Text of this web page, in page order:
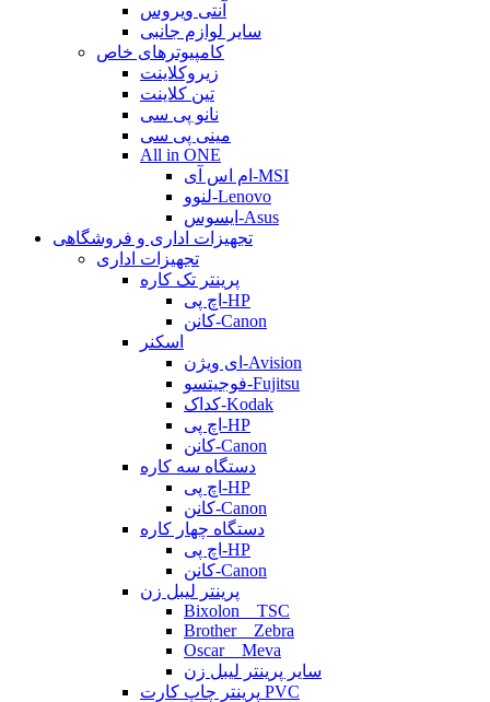
آنتی ویروس
سایر لوازم جانبی
کامپیوترهای خاص
زیروکلاینت
تین کلاینت
نانو پی سی
مینی پی سی
All in ONE
ام اس آی-MSI
لنوو-Lenovo
ایسوس-Asus
تجهیزات اداری و فروشگاهی
تجهیزات اداری
پرینتر تک کاره
اچ پی-HP
کانن-Canon
اسکنر
ای ویژن-Avision
فوجیتسو-Fujitsu
کداک-Kodak
اچ پی-HP
کانن-Canon
دستگاه سه کاره
اچ پی-HP
کانن-Canon
دستگاه چهار کاره
اچ پی-HP
کانن-Canon
پرینتر لیبل زن
Bixolon _ TSC
Brother _ Zebra
Oscar _ Meva
سایر پرینتر لیبل زن
پرینتر چاپ کارت PVC